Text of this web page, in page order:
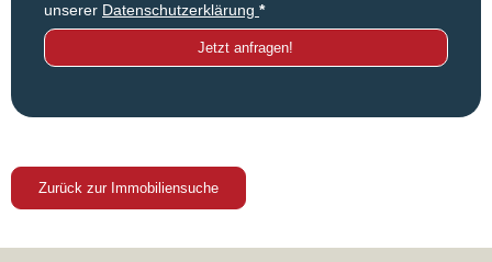
unserer Datenschutzerklärung *
Jetzt anfragen!
Zurück zur Immobiliensuche